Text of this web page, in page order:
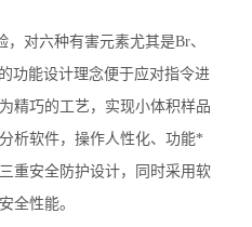
对六种有害元素尤其是Br、
功能设计理念便于应对指令进
精巧的工艺，实现小体积样品
析软件，操作人性化、功能*
重安全防护设计，同时采用软
全性能。